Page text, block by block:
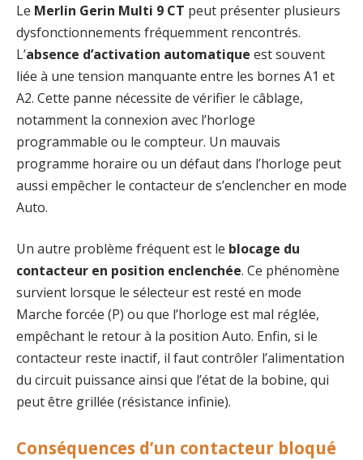
Le Merlin Gerin Multi 9 CT peut présenter plusieurs
dysfonctionnements fréquemment rencontrés.
L’absence d’activation automatique est souvent
liée à une tension manquante entre les bornes A1 et
A2. Cette panne nécessite de vérifier le câblage,
notamment la connexion avec l’horloge
programmable ou le compteur. Un mauvais
programme horaire ou un défaut dans l’horloge peut
aussi empêcher le contacteur de s’enclencher en mode
Auto.
Un autre problème fréquent est le blocage du
contacteur en position enclenchée. Ce phénomène
survient lorsque le sélecteur est resté en mode
Marche forcée (P) ou que l’horloge est mal réglée,
empêchant le retour à la position Auto. Enfin, si le
contacteur reste inactif, il faut contrôler l’alimentation
du circuit puissance ainsi que l’état de la bobine, qui
peut être grillée (résistance infinie).
Conséquences d’un contacteur bloqué